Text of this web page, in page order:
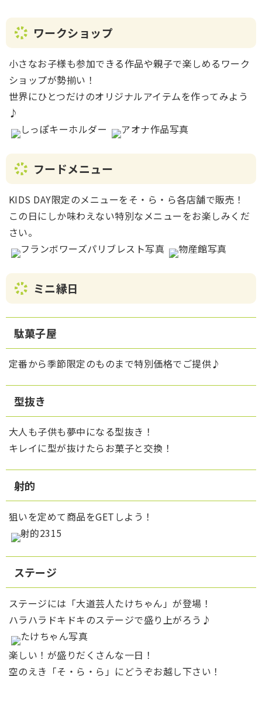
ワークショップ
小さなお子様も参加できる作品や親子で楽しめるワーク
ショップが勢揃い！
世界にひとつだけのオリジナルアイテムを作ってみよう
♪
フードメニュー
KIDS DAY限定のメニューをそ・ら・ら各店舗で販売！
この日にしか味わえない特別なメニューをお楽しみくだ
さい。
ミニ縁日
駄菓子屋
定番から季節限定のものまで特別価格でご提供♪
型抜き
大人も子供も夢中になる型抜き！
キレイに型が抜けたらお菓子と交換！
射的
狙いを定めて商品をGETしよう！
ステージ
ステージには「大道芸人たけちゃん」が登場！
ハラハラドキドキのステージで盛り上がろう♪
楽しい！が盛りだくさんな一日！
空のえき「そ・ら・ら」にどうぞお越し下さい！